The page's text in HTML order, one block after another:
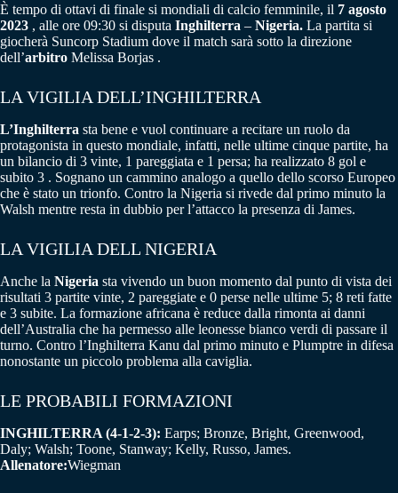
È tempo di ottavi di finale si mondiali di calcio femminile, il 7 agosto
2023 , alle ore 09:30 si disputa Inghilterra – Nigeria. La partita si
giocherà Suncorp Stadium dove il match sarà sotto la direzione
dell’arbitro Melissa Borjas .
LA VIGILIA DELL’INGHILTERRA
L’Inghilterra sta bene e vuol continuare a recitare un ruolo da
protagonista in questo mondiale, infatti, nelle ultime cinque partite, ha
un bilancio di 3 vinte, 1 pareggiata e 1 persa; ha realizzato 8 gol e
subito 3 . Sognano un cammino analogo a quello dello scorso Europeo
che è stato un trionfo. Contro la Nigeria si rivede dal primo minuto la
Walsh mentre resta in dubbio per l’attacco la presenza di James.
LA VIGILIA DELL NIGERIA
Anche la Nigeria sta vivendo un buon momento dal punto di vista dei
risultati 3 partite vinte, 2 pareggiate e 0 perse nelle ultime 5; 8 reti fatte
e 3 subite. La formazione africana è reduce dalla rimonta ai danni
dell’Australia che ha permesso alle leonesse bianco verdi di passare il
turno. Contro l’Inghilterra Kanu dal primo minuto e Plumptre in difesa
nonostante un piccolo problema alla caviglia.
LE PROBABILI FORMAZIONI
INGHILTERRA (4-1-2-3): Earps; Bronze, Bright, Greenwood,
Daly; Walsh; Toone, Stanway; Kelly, Russo, James.
Allenatore:Wiegman